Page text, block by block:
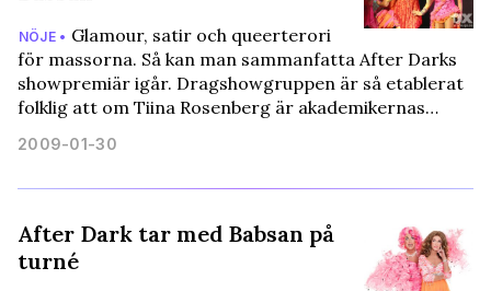
NÖJE • Glamour, satir och queerterori
för massorna. Så kan man sammanfatta After Darks
showpremiär igår. Dragshowgruppen är så etablerat
folklig att om Tiina Rosenberg är akademikernas…
2009-01-30
After Dark tar med Babsan på
turné